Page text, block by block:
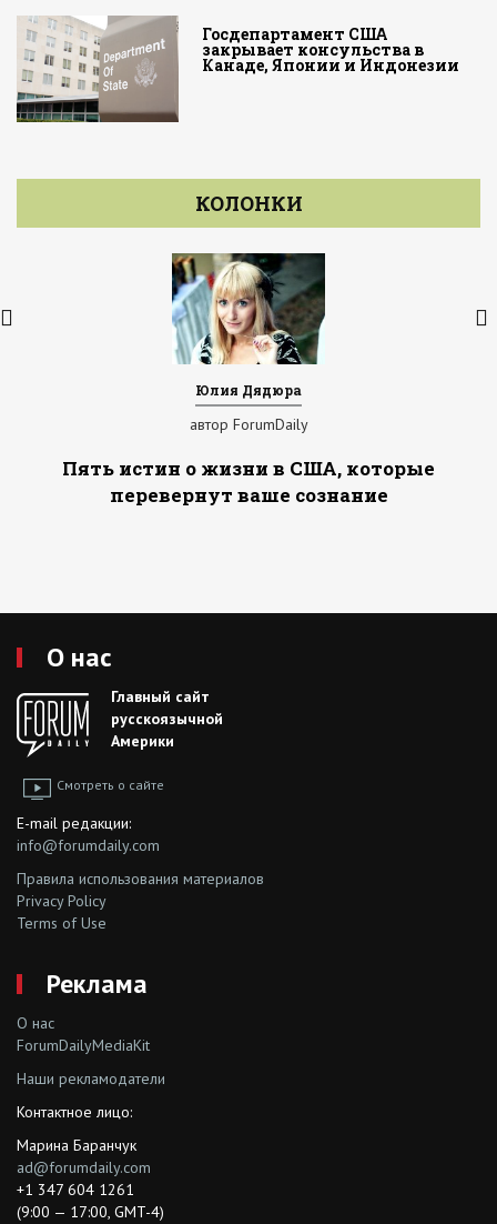
Госдепартамент США
закрывает консульства в
Канаде, Японии и Индонезии
КОЛОНКИ
Юлия Дядюра
автор ForumDaily
Пять истин о жизни в США, которые
перевернут ваше сознание
О нас
Главный сайт
русскоязычной
Америки
Смотреть о сайте
E-mail редакции:
info@forumdaily.com
Правила использования материалов
Privacy Policy
Terms of Use
Реклама
О нас
ForumDailyMediaKit
Наши рекламодатели
Контактное лицо:
Марина Баранчук
ad@forumdaily.com
+1 347 604 1261
(9:00 — 17:00, GMT-4)